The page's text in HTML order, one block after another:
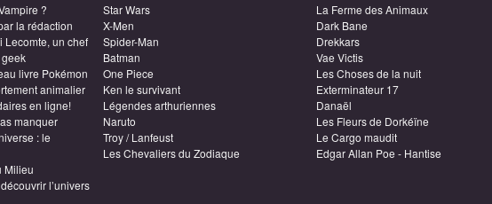
?
la rédaction
Lecomte, un chef
livre Pokémon
animalier
en ligne!
manquer
: le
Milieu
l’univers
Star Wars
X-Men
Spider-Man
Batman
One Piece
Ken le survivant
Légendes arthuriennes
Naruto
Troy / Lanfeust
Les Chevaliers du Zodiaque
La Ferme des Animaux
Dark Bane
Drekkars
Vae Victis
Les Choses de la nuit
Exterminateur 17
Danaël
Les Fleurs de Dorkéïne
Le Cargo maudit
Edgar Allan Poe - Hantise